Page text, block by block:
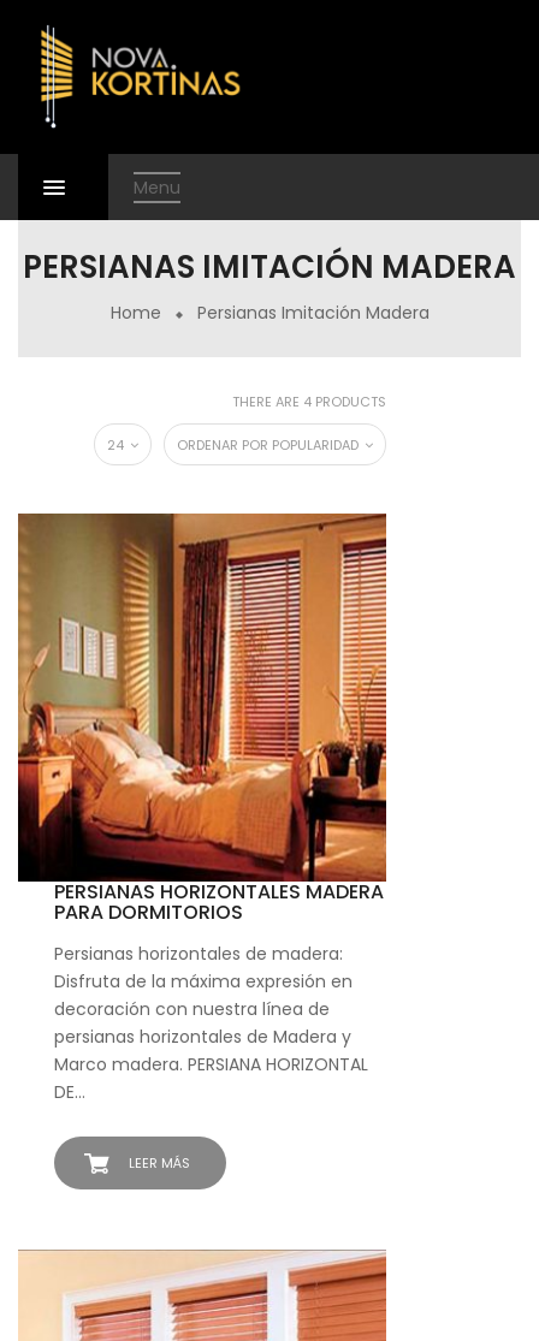
Menu
PERSIANAS IMITACIÓN MADERA
Home Persianas Imitación Madera
THERE ARE 4 PRODUCTS
ORDENAR POR POPULARIDAD
24
LEER MÁS
PERSIANAS HORIZONTALES MADERA
PARA DORMITORIOS
Persianas horizontales de madera:
Disfruta de la máxima expresión en
decoración con nuestra línea de
persianas horizontales de Madera y
Marco madera. PERSIANA HORIZONTAL
DE…